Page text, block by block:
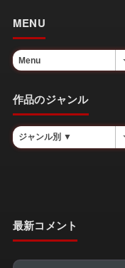
MENU
作品のジャンル
最新コメント